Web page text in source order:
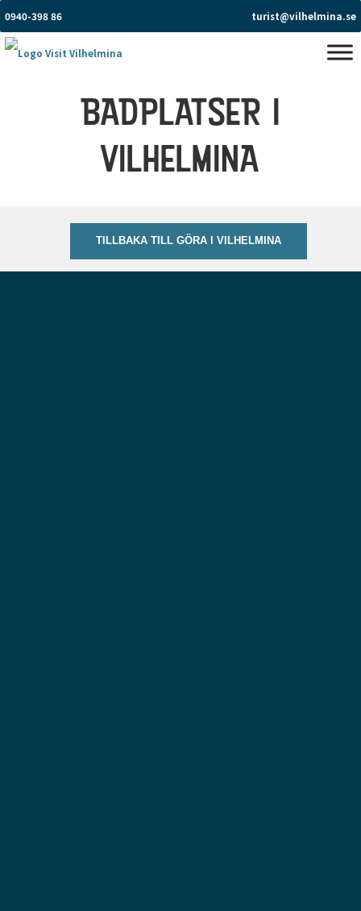
0940-398 86 turist@vilhelmina.se
BADPLATSER I
VILHELMINA
TILLBAKA TILL GÖRA I VILHELMINA